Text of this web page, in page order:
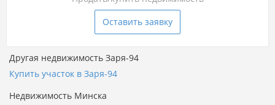
Оставить заявку
Другая недвижимость Заря-94
Купить участок в Заря-94
Недвижимость Минска